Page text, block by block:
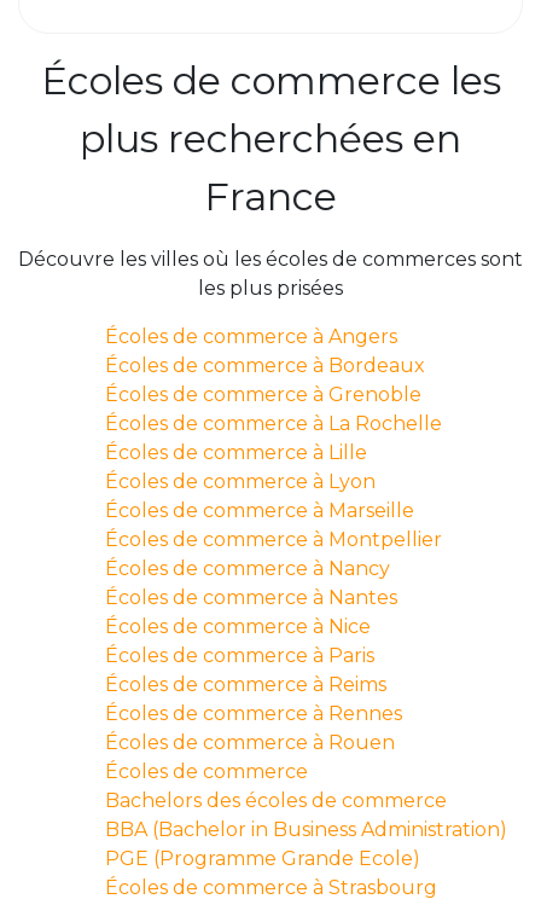
Écoles de commerce les
plus recherchées en
France
Découvre les villes où les écoles de commerces sont
les plus prisées
Écoles de commerce à Angers
Écoles de commerce à Bordeaux
Écoles de commerce à Grenoble
Écoles de commerce à La Rochelle
Écoles de commerce à Lille
Écoles de commerce à Lyon
Écoles de commerce à Marseille
Écoles de commerce à Montpellier
Écoles de commerce à Nancy
Écoles de commerce à Nantes
Écoles de commerce à Nice
Écoles de commerce à Paris
Écoles de commerce à Reims
Écoles de commerce à Rennes
Écoles de commerce à Rouen
Écoles de commerce
Bachelors des écoles de commerce
BBA (Bachelor in Business Administration)
PGE (Programme Grande Ecole)
Écoles de commerce à Strasbourg